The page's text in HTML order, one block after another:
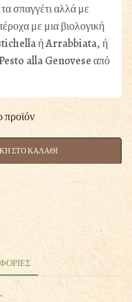
σπαγγέτι αλλά με
με μια βιολογική
ή Arrabbiata, ή
alla Genovese από
προϊόν
ΣΤΟ ΚΑΛΑΘΙ